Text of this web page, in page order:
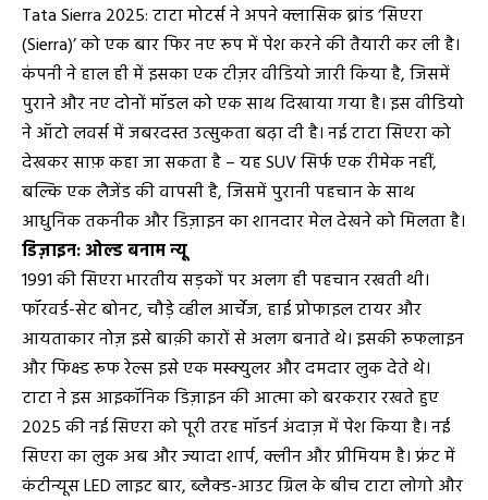
Tata Sierra 2025: टाटा मोटर्स ने अपने क्लासिक ब्रांड ‘सिएरा
(Sierra)’ को एक बार फिर नए रूप में पेश करने की तैयारी कर ली है।
कंपनी ने हाल ही में इसका एक टीज़र वीडियो जारी किया है, जिसमें
पुराने और नए दोनों मॉडल को एक साथ दिखाया गया है। इस वीडियो
ने ऑटो लवर्स में जबरदस्त उत्सुकता बढ़ा दी है। नई टाटा सिएरा को
देखकर साफ़ कहा जा सकता है – यह SUV सिर्फ एक रीमेक नहीं,
बल्कि एक लैजेंड की वापसी है, जिसमें पुरानी पहचान के साथ
आधुनिक तकनीक और डिज़ाइन का शानदार मेल देखने को मिलता है।
डिज़ाइन: ओल्ड बनाम न्यू
1991 की सिएरा भारतीय सड़कों पर अलग ही पहचान रखती थी।
फॉरवर्ड-सेट बोनट, चौड़े व्हील आर्चेज, हाई प्रोफाइल टायर और
आयताकार नोज़ इसे बाक़ी कारों से अलग बनाते थे। इसकी रूफलाइन
और फिक्स्ड रूफ रेल्स इसे एक मस्क्युलर और दमदार लुक देते थे।
टाटा ने इस आइकॉनिक डिज़ाइन की आत्मा को बरकरार रखते हुए
2025 की नई सिएरा को पूरी तरह मॉडर्न अंदाज़ में पेश किया है। नई
सिएरा का लुक अब और ज्यादा शार्प, क्लीन और प्रीमियम है। फ्रंट में
कंटीन्यूस LED लाइट बार, ब्लैक्ड-आउट ग्रिल के बीच टाटा लोगो और